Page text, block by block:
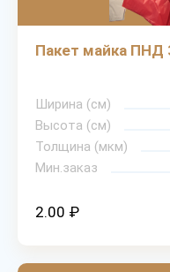
Пакет майка ПНД
Ширина (см)
Высота (см)
Толщина (мкм)
Мин.заказ
2.00 ₽